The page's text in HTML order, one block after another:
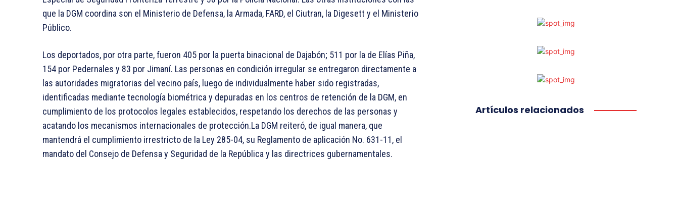
que la DGM coordina son el Ministerio de Defensa, la Armada, FARD, el Ciutran, la Digesett y el Ministerio
Público.
Los deportados, por otra parte, fueron 405 por la puerta binacional de Dajabón; 511 por la de Elías Piña,
154 por Pedernales y 83 por Jimaní. Las personas en condición irregular se entregaron directamente a
las autoridades migratorias del vecino país, luego de individualmente haber sido registradas,
identificadas mediante tecnología biométrica y depuradas en los centros de retención de la DGM, en
cumplimiento de los protocolos legales establecidos, respetando los derechos de las personas y
acatando los mecanismos internacionales de protección.La DGM reiteró, de igual manera, que
mantendrá el cumplimiento irrestricto de la Ley 285-04, su Reglamento de aplicación No. 631-11, el
mandato del Consejo de Defensa y Seguridad de la República y las directrices gubernamentales.
Artículos relacionados